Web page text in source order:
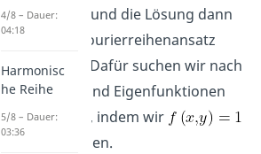
zurückführen und die Lösung dann
durch einen Fourierreihenansatz
konstruieren. Dafür suchen wir nach
Eigenwerten und Eigenfunktionen
der Gleichung, indem wir
ersetzen.
4/8 – Dauer:
04:18
Harmonisc
he Reihe
5/8 – Dauer:
03:36